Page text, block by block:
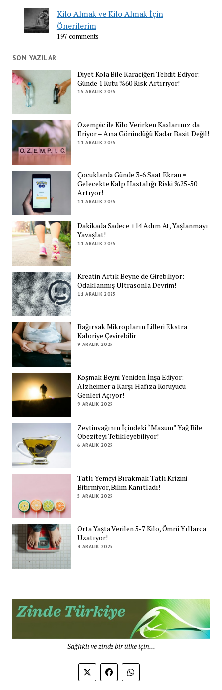
Kilo Almak ve Kilo Almak İçin
Önerilerim
197 comments
SON YAZILAR
Diyet Kola Bile Karaciğeri Tehdit Ediyor:
Günde 1 Kutu %60 Risk Artırıyor!
15 ARALIK 2025
Ozempic ile Kilo Verirken Kaslarınız da
Eriyor – Ama Göründüğü Kadar Basit Değil!
11 ARALIK 2025
Çocuklarda Günde 3-6 Saat Ekran =
Gelecekte Kalp Hastalığı Riski %25-50
Artıyor!
11 ARALIK 2025
Dakikada Sadece +14 Adım At, Yaşlanmayı
Yavaşlat!
11 ARALIK 2025
Kreatin Artık Beyne de Girebiliyor:
Odaklanmış Ultrasonla Devrim!
11 ARALIK 2025
Bağırsak Mikropların Lifleri Ekstra
Kaloriye Çevirebilir
9 ARALIK 2025
Koşmak Beyni Yeniden İnşa Ediyor:
Alzheimer’a Karşı Hafıza Koruyucu
Genleri Açıyor!
9 ARALIK 2025
Zeytinyağının İçindeki “Masum” Yağ Bile
Obeziteyi Tetikleyebiliyor!
6 ARALIK 2025
Tatlı Yemeyi Bırakmak Tatlı Krizini
Bitirmiyor, Bilim Kanıtladı!
5 ARALIK 2025
Orta Yaşta Verilen 5-7 Kilo, Ömrü Yıllarca
Uzatıyor!
4 ARALIK 2025
Sağlıklı ve zinde bir ülke için...